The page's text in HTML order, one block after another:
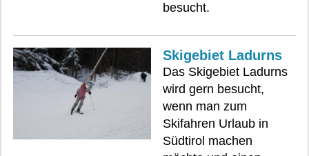
besucht.
Skigebiet Ladurns
Das Skigebiet Ladurns
wird gern besucht,
wenn man zum
Skifahren Urlaub in
Südtirol machen